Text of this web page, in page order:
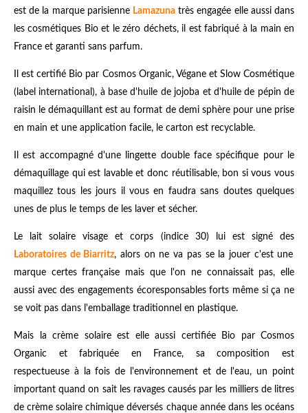
est de la marque parisienne Lamazuna très engagée elle aussi dans
les cosmétiques Bio et le zéro déchets, il est fabriqué à la main en
France et garanti sans parfum.
Il est certifié Bio par Cosmos Organic, Végane et Slow Cosmétique
(label international), à base d'huile de jojoba et d'huile de pépin de
raisin le démaquillant est au format de demi sphère pour une prise
en main et une application facile, le carton est recyclable.
Il est accompagné d'une lingette double face spécifique pour le
démaquillage qui est lavable et donc réutilisable, bon si vous vous
maquillez tous les jours il vous en faudra sans doutes quelques
unes de plus le temps de les laver et sécher.
Le lait solaire visage et corps (indice 30) lui est signé des
Laboratoires de Biarritz, alors on ne va pas se la jouer c'est une
marque certes française mais que l'on ne connaissait pas, elle
aussi avec des engagements écoresponsables forts même si ça ne
se voit pas dans l'emballage traditionnel en plastique.
Mais la crème solaire est elle aussi certifiée Bio par Cosmos
Organic et fabriquée en France, sa composition est
respectueuse à la fois de l'environnement et de l'eau, un point
important quand on sait les ravages causés par les milliers de litres
de crème solaire chimique déversés chaque année dans les océans